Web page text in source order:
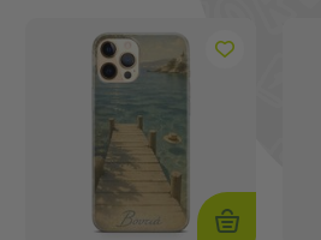
Επιλογές